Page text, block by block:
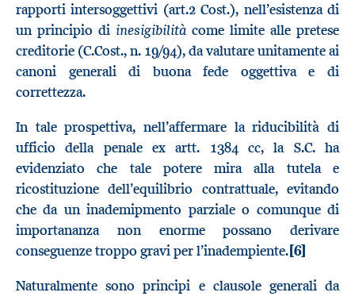
rapporti intersoggettivi (art.2 Cost.), nell’esistenza di
un principio di inesigibilità come limite alle pretese
creditorie (C.Cost., n. 19/94), da valutare unitamente ai
canoni generali di buona fede oggettiva e di
correttezza.
In tale prospettiva, nell’affermare la riducibilità di
ufficio della penale ex artt. 1384 cc, la S.C. ha
evidenziato che tale potere mira alla tutela e
ricostituzione dell’equilibrio contrattuale, evitando
che da un inademipmento parziale o comunque di
importananza non enorme possano derivare
conseguenze troppo gravi per l’inadempiente.[6]
Naturalmente sono principi e clausole generali da